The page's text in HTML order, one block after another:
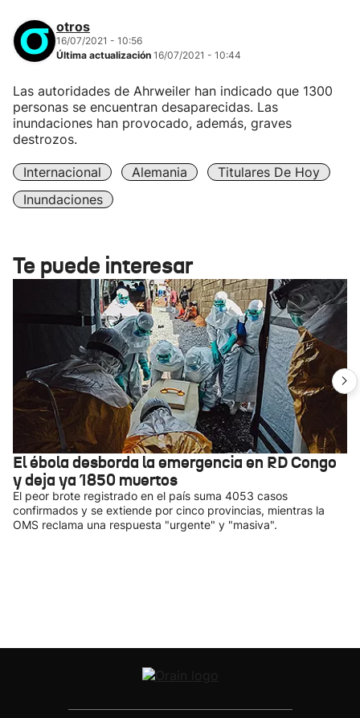
otros
16/07/2021 - 10:56
Última actualización 16/07/2021 - 10:44
Las autoridades de Ahrweiler han indicado que 1300
personas se encuentran desaparecidas. Las
inundaciones han provocado, además, graves
destrozos.
Internacional Alemania
Titulares De Hoy
Inundaciones
Te puede interesar
El ébola desborda la emergencia en RD Congo
y deja ya 1850 muertos
El peor brote registrado en el país suma 4053 casos
confirmados y se extiende por cinco provincias, mientras la
OMS reclama una respuesta "urgente" y "masiva".